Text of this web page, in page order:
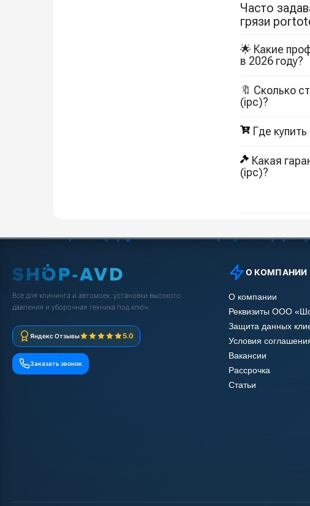
Часто
грязи
🌟 Какие
в 2026 году?
🔖 Сколько
(ipc)?
Где
Какая
(ipc)?
Всё для клининга и автомоек: установки высокого
давления и уборочная техника под ключ.
Яндекс Отзывы 5.0
Заказать звонок
О КОМПАНИИ
О компании
Реквизиты ООО
Защита данных
Условия
Вакансии
Рассрочка
Статьи